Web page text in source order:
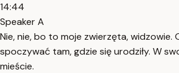
14:44
Speaker A
Nie, nie, bo to moje zwierzęta, widzowie.
spoczywać tam, gdzie się urodziły. W
mieście.